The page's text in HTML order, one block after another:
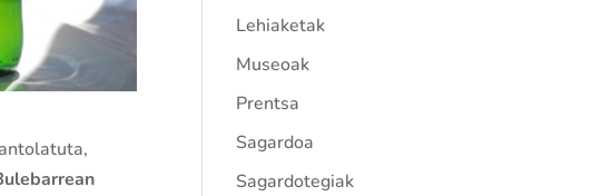
antolatuta,
Lehiaketak
Museoak
Prentsa
Sagardoa
Sagardotegiak